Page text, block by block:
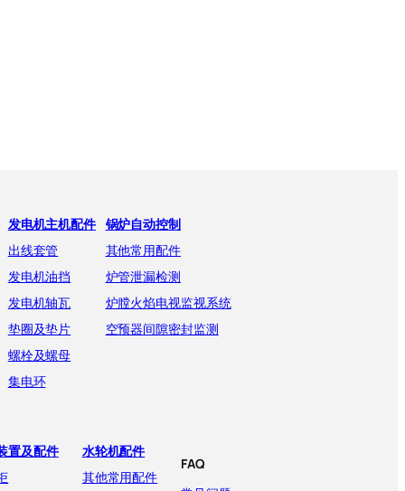
发电机主机配件
出线套管
发电机油挡
发电机轴瓦
垫圈及垫片
螺栓及螺母
集电环
锅炉自动控制
其他常用配件
炉管泄漏检测
炉膛火焰电视监视系统
空预器间隙密封监测
置及配件
水轮机配件
其他常用配件
FAQ